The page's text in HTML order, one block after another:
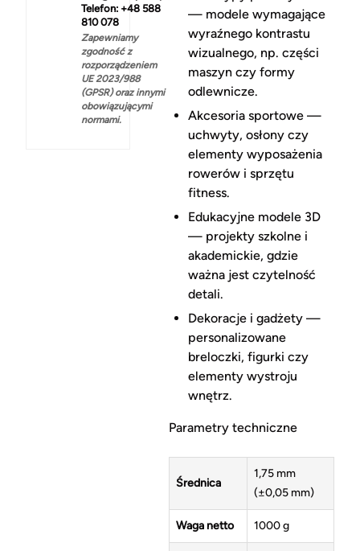
Telefon: +48 588
810 078
Zapewniamy
zgodność z
rozporządzeniem
UE 2023/988
(GPSR) oraz innymi
obowiązującymi
normami.
— modele wymagające
wyraźnego kontrastu
wizualnego, np. części
maszyn czy formy
odlewnicze.
Akcesoria sportowe —
uchwyty, osłony czy
elementy wyposażenia
rowerów i sprzętu
fitness.
Edukacyjne modele 3D
— projekty szkolne i
akademickie, gdzie
ważna jest czytelność
detali.
Dekoracje i gadżety —
personalizowane
breloczki, figurki czy
elementy wystroju
wnętrz.
Parametry techniczne
Średnica
1,75 mm
(±0,05 mm)
Waga netto 1000 g